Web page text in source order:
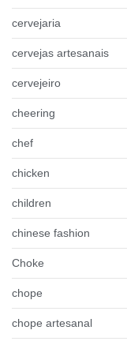
cervejaria
cervejas artesanais
cervejeiro
cheering
chef
chicken
children
chinese fashion
Choke
chope
chope artesanal